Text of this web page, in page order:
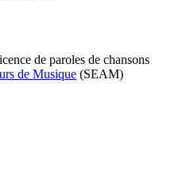
de paroles de chansons
de Musique (SEAM)